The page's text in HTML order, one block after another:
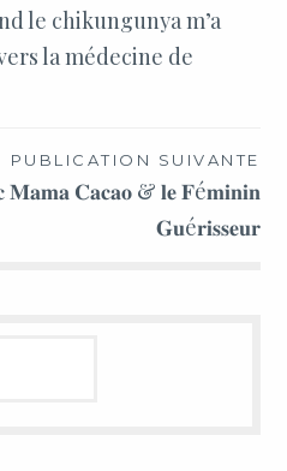
le chikungunya m’a
la médecine de
PUBLICATION SUIVANTE
𝐌𝐚𝐦𝐚 𝐂𝐚𝐜𝐚𝐨 & 𝐥𝐞 𝐅é𝐦𝐢𝐧𝐢𝐧
𝐆𝐮é𝐫𝐢𝐬𝐬𝐞𝐮𝐫